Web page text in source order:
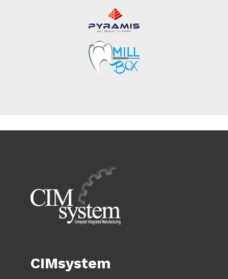
CIMsystem